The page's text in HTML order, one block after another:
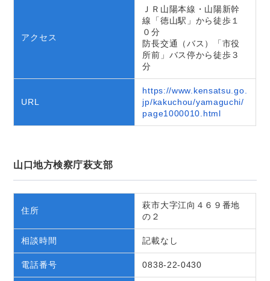
アクセス
ＪＲ山陽本線・山陽新幹
線「徳山駅」から徒歩１
０分
防長交通（バス）「市役
所前」バス停から徒歩３
分
URL
https://www.kensatsu.go.
jp/kakuchou/yamaguchi/
page1000010.html
山口地方検察庁萩支部
住所
萩市大字江向４６９番地
の２
相談時間 記載なし
電話番号 0838-22-0430